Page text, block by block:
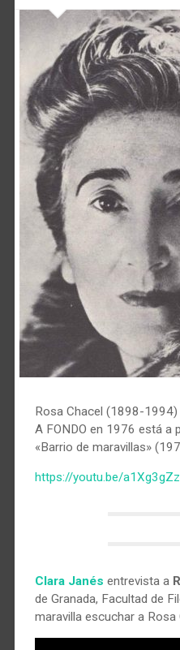
Rosa Chacel (1898-
A FONDO en 1976 está a
«Barrio de maravillas»
https://youtu.be/
Clara Janés entrevista a
de Granada, Facultad de
maravilla escuchar a Rosa